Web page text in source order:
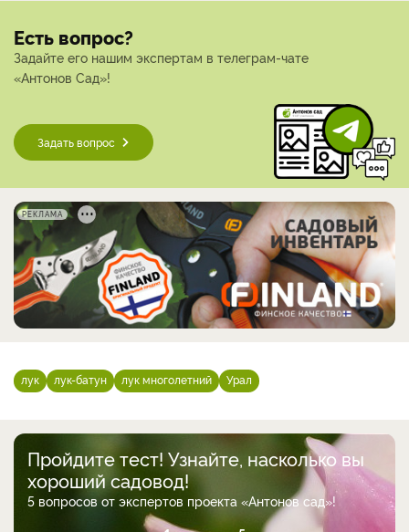
Есть вопрос?
Задайте его нашим экспертам в телеграм-чате
«Антонов Сад»!
Задать вопрос
РЕКЛАМА
лук лук-батун лук многолетний Урал
Пройдите тест! Узнайте, насколько вы
хороший садовод!
5 вопросов от экспертов проекта «Антонов сад»!